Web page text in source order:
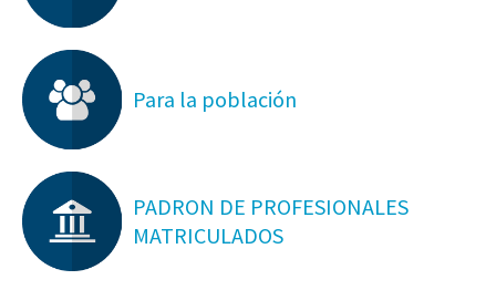
Para la población
PADRON DE PROFESIONALES
MATRICULADOS